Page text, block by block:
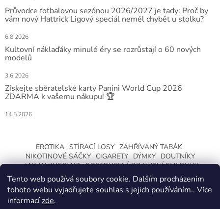
Tento web používá soubory cookie. Dalším procházením
tohoto webu vyjadřujete souhlas s jejich používáním.. Více
informacízde.
Průvodce fotbalovou sezónou 2026/2027 je tady: Proč by
vám nový Hattrick Ligový speciál neměl chybět u stolku?
6.8.2026
Kultovní náklaďáky minulé éry se rozrůstají o 60 nových
modelů
3.6.2026
Získejte sběratelské karty Panini World Cup 2026
ZDARMA k vašemu nákupu! 🏆
14.5.2026
EROTIKA STÍRACÍ LOSY ZAHŘÍVANÝ TABÁK
NIKOTINOVÉ SÁČKY CIGARETY DÝMKY
DOUTNÍKY
JAK NAKUPOVAT ODSTOUPENÍ OD KUPNÍ SMLOUVY